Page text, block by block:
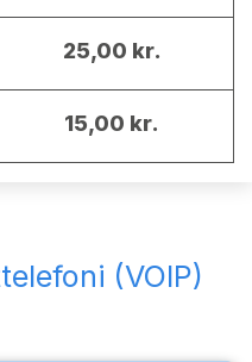
25,00 kr.
15,00 kr.
(VOIP)